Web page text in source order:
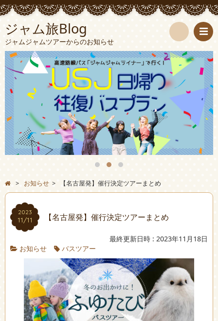
ジャム旅Blog
ジャムジャムツアーからのお知らせ
検
索
> お知らせ > 【名古屋発】催行決定ツアーまとめ
2023
11/11 【名古屋発】催行決定ツアーまとめ
最終更新日時 : 2023年11月18日
お知らせ
バスツアー